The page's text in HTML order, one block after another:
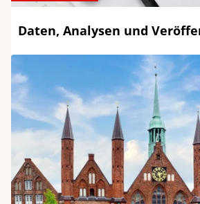
Daten, Analysen und